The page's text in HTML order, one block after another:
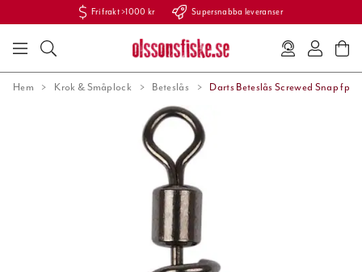
Fri frakt >1000 kr Supersnabba leveranser
Hem Krok & Småplock Beteslås Darts Beteslås Screwed Snap fp